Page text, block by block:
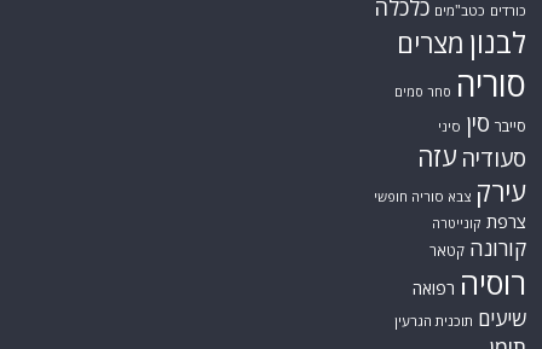
כורדים כטב"מים כלכלה
לבנון מצרים
סוריה סחר סמים
סייבר סין סיני
סעודיה עזה
עירק צבא סוריה חופשי
צרפת קונייטרה
קורונה קטאר
רוסיה רפואה
שיעים תוכנית הגרעין